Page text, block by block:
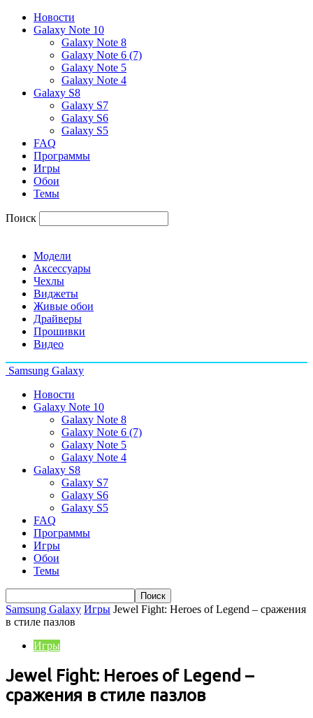
Новости
Galaxy Note 10
Galaxy Note 8
Galaxy Note 6 (7)
Galaxy Note 5
Galaxy Note 4
Galaxy S8
Galaxy S7
Galaxy S6
Galaxy S5
FAQ
Программы
Игры
Обои
Темы
Поиск
Модели
Аксессуары
Чехлы
Виджеты
Живые обои
Драйверы
Прошивки
Видео
Samsung Galaxy
Новости
Galaxy Note 10
Galaxy Note 8
Galaxy Note 6 (7)
Galaxy Note 5
Galaxy Note 4
Galaxy S8
Galaxy S7
Galaxy S6
Galaxy S5
FAQ
Программы
Игры
Обои
Темы
Samsung Galaxy Игры Jewel Fight: Heroes of Legend – сражения
в стиле пазлов
Игры
Jewel Fight: Heroes of Legend –
сражения в стиле пазлов